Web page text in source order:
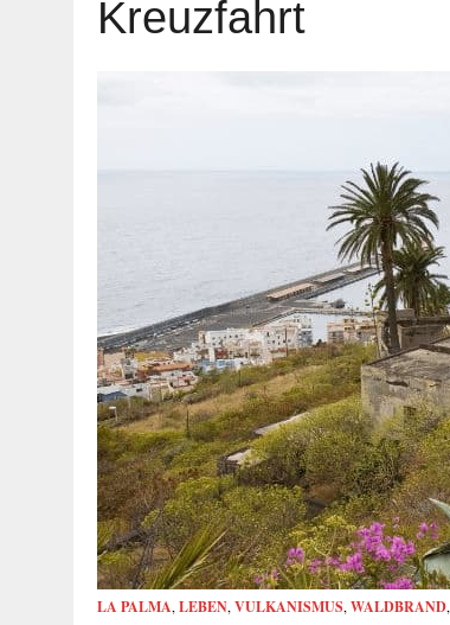
Kreuzfahrt
LA PALMA, LEBEN, VULKANISMUS, WALDBRAND,